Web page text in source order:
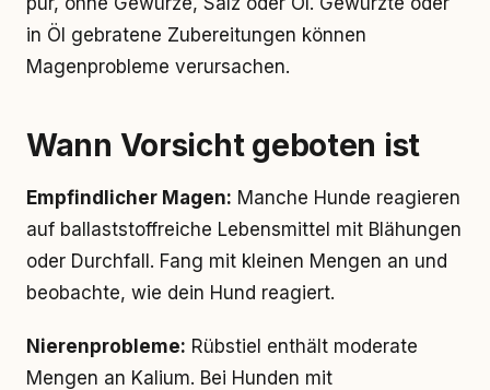
in Öl gebratene Zubereitungen können
Magenprobleme verursachen.
Wann Vorsicht geboten ist
Empfindlicher Magen: Manche Hunde reagieren
auf ballaststoffreiche Lebensmittel mit Blähungen
oder Durchfall. Fang mit kleinen Mengen an und
beobachte, wie dein Hund reagiert.
Nierenprobleme: Rübstiel enthält moderate
Mengen an Kalium. Bei Hunden mit